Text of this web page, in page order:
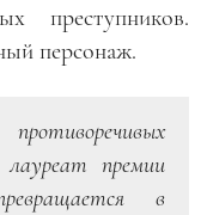
преступников.
персонаж.
премии
в